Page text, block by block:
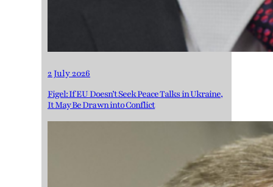
2 July 2026
Figel: If EU Doesn’t Seek Peace Talks in Ukraine,
It May Be Drawn into Conflict